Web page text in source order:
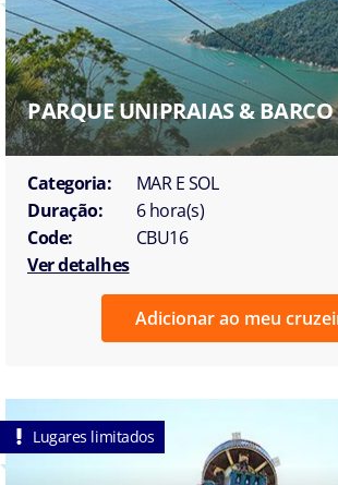
PARQUE UNIPRAIAS &
Categoria:
MAR E SOL
Duração:
6 hora(s)
Code:
CBU16
Ver detalhes
Adicionar ao meu
Lugares limitados